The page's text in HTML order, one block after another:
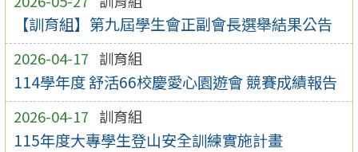
【訓育組】第九屆學生會正副會長選舉結果公告
2026-04-17 訓育組
114學年度 舒活66校慶愛心園遊會 競賽成績報告
2026-04-17 訓育組
115年度大專學生登山安全訓練實施計畫